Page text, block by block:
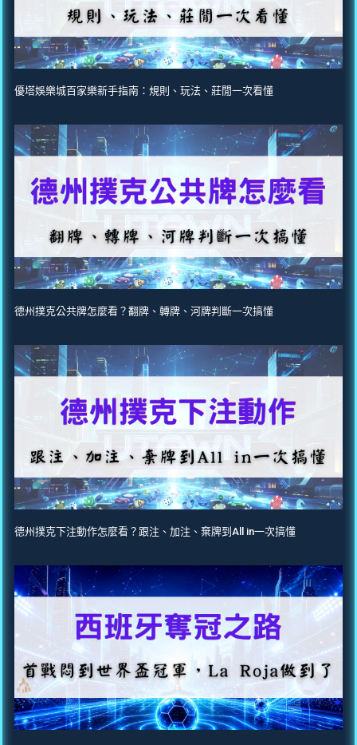
優塔娛樂城百家樂新手指南：規則、玩法、莊閒一次看懂
德州撲克公共牌怎麼看？翻牌、轉牌、河牌判斷一次搞懂
德州撲克下注動作怎麼看？跟注、加注、棄牌到All in一次搞懂